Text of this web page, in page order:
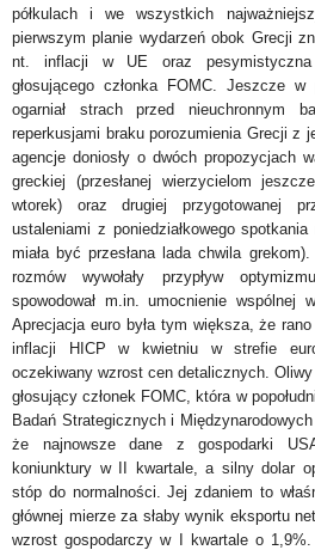
półkulach i we wszystkich
pierwszym planie wydarzeń obok Grecji
nt. inflacji w UE oraz pesymistyczna
głosującego członka FOMC. Jeszcze w
ogarniał strach przed nieuchronnym
reperkusjami braku porozumienia Grecji z
agencje doniosły o dwóch propozycjach
greckiej (przesłanej wierzycielom
wtorek) oraz drugiej przygotowanej
ustaleniami z poniedziałkowego
miała być przesłana lada chwila
rozmów wywołały przypływ
spowodował m.in. umocnienie wspólnej
Aprecjacja euro była tym większa, że
inflacji HICP w kwietniu w strefie
oczekiwany wzrost cen detalicznych. Oliwy
głosujący członek FOMC, która w
Badań Strategicznych i Międzynarodowych
że najnowsze dane z gospodarki
koniunktury w II kwartale, a silny dolar
stóp do normalności. Jej zdaniem to
głównej mierze za słaby wynik eksportu
wzrost gospodarczy w I kwartale o